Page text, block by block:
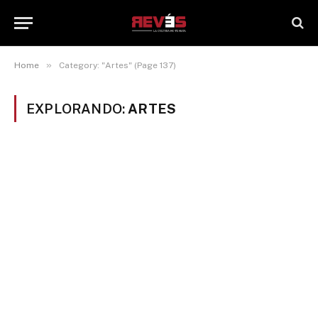
Home » Category: "Artes" (Page 137)
EXPLORANDO: ARTES